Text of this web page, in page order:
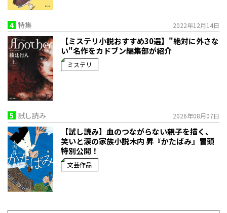
4 特集 2022年12月14日
【ミステリ小説おすすめ30選】"絶対に外さな
い"名作をカドブン編集部が紹介
ミステリ
5 試し読み 2026年08月07日
【試し読み】血のつながらない親子を描く、
笑いと涙の家族小説――木内 昇『かたばみ』冒頭
特別公開！
文芸作品